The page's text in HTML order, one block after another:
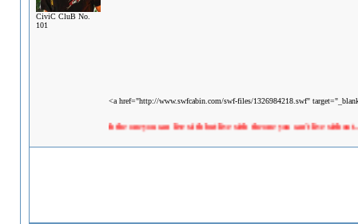
CiviC CluB No.
101
<a href="http://www.swfcabin.com/swf-files/1326984218.swf"
"Don't live with the one you can live with but live with the one you can't live without...."